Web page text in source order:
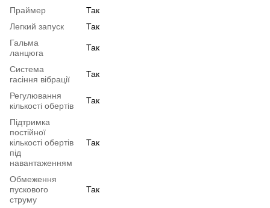
Праймер
Так
Легкий запуск
Так
Гальма
ланцюга
Так
Система
гасіння вібрації
Так
Регулювання
кількості обертів
Так
Підтримка
постійної
кількості обертів
під
навантаженням
Так
Обмеження
пускового
струму
Так